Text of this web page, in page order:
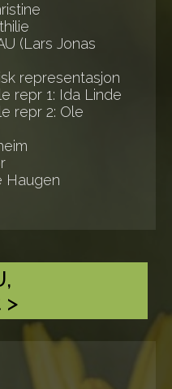
(Lars Jonas
representasjon
repr 1: Ida Linde
repr 2: Ole
Haugen